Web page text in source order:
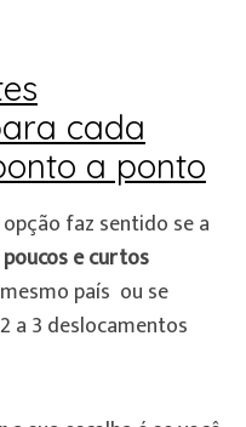
cada
a ponto
faz sentido se a
poucos e curtos
país ou se
a 3 deslocamentos